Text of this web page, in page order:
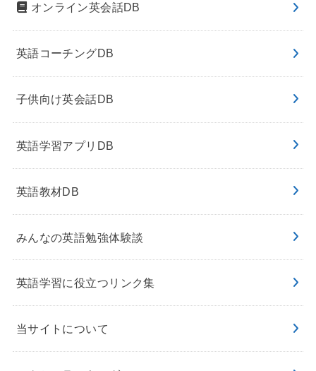
オンライン英会話DB
英語コーチングDB
子供向け英会話DB
英語学習アプリDB
英語教材DB
みんなの英語勉強体験談
英語学習に役立つリンク集
当サイトについて